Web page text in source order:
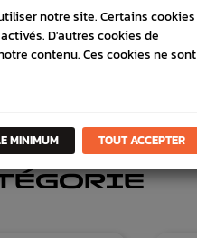
notre site. Certains cookies
D'autres cookies de
contenu. Ces cookies ne sont
MINIMUM TOUT ACCEPTER